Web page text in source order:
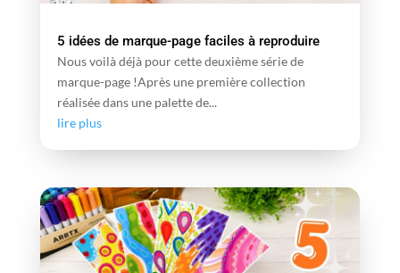
5 idées de marque-page faciles à reproduire
Nous voilà déjà pour cette deuxième série de
marque-page !Après une première collection
réalisée dans une palette de...
lire plus